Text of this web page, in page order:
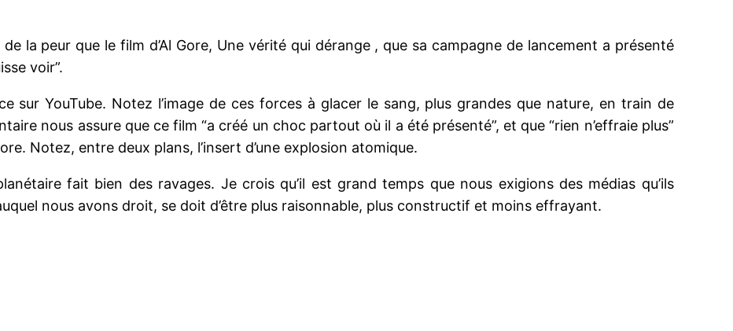
la peur que le film d’Al Gore, Une vérité qui dérange , que sa campagne de lancement a présenté
voir”.
sur YouTube. Notez l’image de ces forces à glacer le sang, plus grandes que nature, en train de
nous assure que ce film “a créé un choc partout où il a été présenté”, et que “rien n’effraie plus”
Notez, entre deux plans, l’insert d’une explosion atomique.
fait bien des ravages. Je crois qu’il est grand temps que nous exigions des médias qu’ils
nous avons droit, se doit d’être plus raisonnable, plus constructif et moins effrayant.